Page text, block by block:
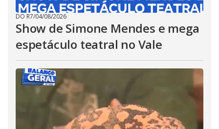
DO R7/04/08/2026
Show de Simone Mendes e mega
espetáculo teatral no Vale